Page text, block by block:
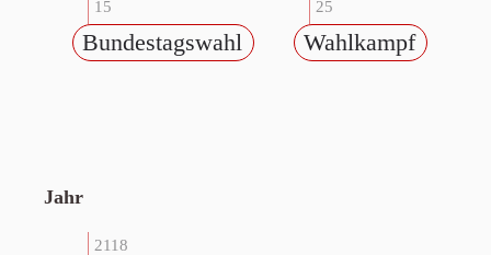
15
Bundestagswahl
25
Wahlkampf
Jahr
2118